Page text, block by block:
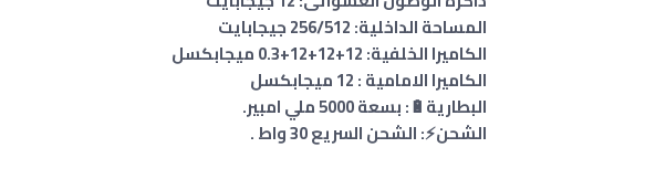
المساحة الداخلية: 256/512 جيجابايت
الكاميرا الخلفية: 12+12+12+0.3 ميجابكسل
الكاميرا الامامية : 12 ميجابكسل
البطارية🔋: بسعة 5000 ملي امبير.
الشحن⚡: الشحن السريع 30 واط .